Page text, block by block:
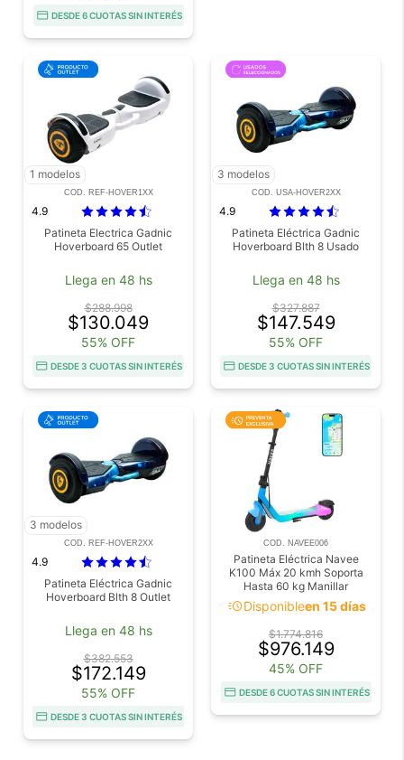
DESDE 6 CUOTAS SIN INTERÉS
1 modelos
COD. REF-HOVER1XX
4.9
Patineta Electrica Gadnic
Hoverboard 65 Outlet
Llega en 48 hs
$288.998
$130.049
55% OFF
DESDE 3 CUOTAS SIN INTERÉS
3 modelos
COD. USA-HOVER2XX
4.9
Patineta Eléctrica Gadnic
Hoverboard Blth 8 Usado
Llega en 48 hs
$327.887
$147.549
55% OFF
DESDE 3 CUOTAS SIN INTERÉS
3 modelos
COD. REF-HOVER2XX
4.9
Patineta Eléctrica Gadnic
Hoverboard Blth 8 Outlet
Llega en 48 hs
$382.553
$172.149
55% OFF
DESDE 3 CUOTAS SIN INTERÉS
COD. NAVEE006
Patineta Eléctrica Navee
K100 Máx 20 kmh Soporta
Hasta 60 kg Manillar
Ajustable
acuteDisponibleen 15 días
$1.774.816
$976.149
45% OFF
DESDE 6 CUOTAS SIN INTERÉS